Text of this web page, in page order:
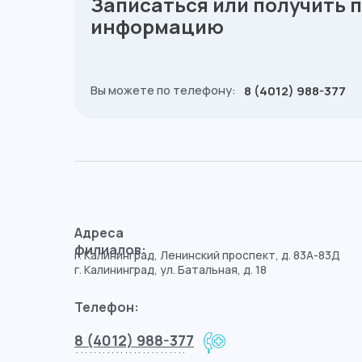
информацию
Вы можете по телефону: 8 (4012) 988-377
г. Калининград, Ленинский проспект, д. 83А-83Д
г. Калининград, ул. Батальная, д. 18
.........................
8 (4012) 988-377
Адреса
филиалов:
Телефон: